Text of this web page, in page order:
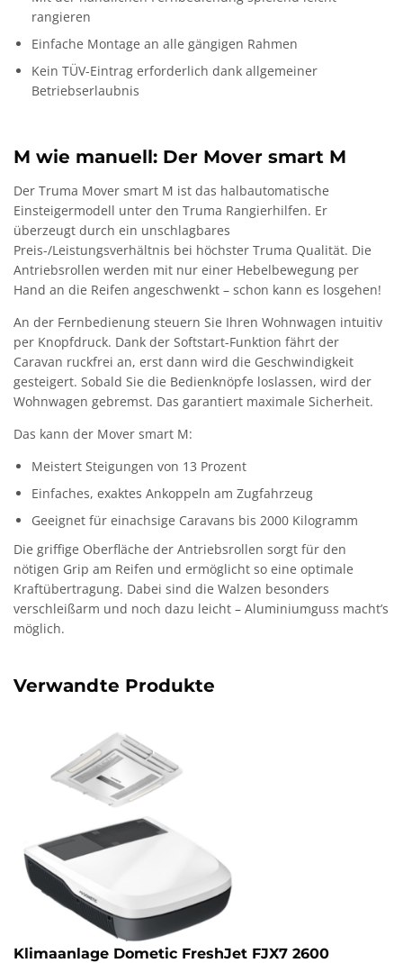
rangieren
Einfache Montage an alle gängigen Rahmen
Kein TÜV-Eintrag erforderlich dank allgemeiner
Betriebserlaubnis
M wie manuell: Der Mover smart M
Der Truma Mover smart M ist das halbautomatische
Einsteigermodell unter den Truma Rangierhilfen. Er
überzeugt durch ein unschlagbares
Preis-/Leistungsverhältnis bei höchster Truma Qualität. Die
Antriebsrollen werden mit nur einer Hebelbewegung per
Hand an die Reifen angeschwenkt – schon kann es losgehen!
An der Fernbedienung steuern Sie Ihren Wohnwagen intuitiv
per Knopfdruck. Dank der Softstart-Funktion fährt der
Caravan ruckfrei an, erst dann wird die Geschwindigkeit
gesteigert. Sobald Sie die Bedienknöpfe loslassen, wird der
Wohnwagen gebremst. Das garantiert maximale Sicherheit.
Das kann der Mover smart M:
Meistert Steigungen von 13 Prozent
Einfaches, exaktes Ankoppeln am Zugfahrzeug
Geeignet für einachsige Caravans bis 2000 Kilogramm
Die griffige Oberfläche der Antriebsrollen sorgt für den
nötigen Grip am Reifen und ermöglicht so eine optimale
Kraftübertragung. Dabei sind die Walzen besonders
verschleißarm und noch dazu leicht – Aluminiumguss macht’s
möglich.
Verwandte Produkte
Klimaanlage Dometic FreshJet FJX7 2600